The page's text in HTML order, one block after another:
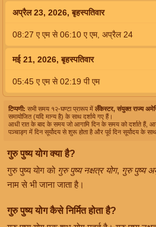
अप्रैल 23, 2026, बृहस्पतिवार
08:27 ए एम से06:10 ए एम, अप्रैल 24
मई 21, 2026, बृहस्पतिवार
05:45 ए एम से02:19 पी एम
टिप्पणी: सभी समय १२-घण्टा प्रारूप में लँकेस्टर, संयुक्त राज्य
समायोजित (यदि मान्य है) के साथ दर्शाये गए हैं।
आधी रात के बाद के समय जो आगामि दिन के समय को दर्शाते हैं,
पञ्चाङ्ग में दिन सूर्योदय से शुरू होता है और पूर्व दिन सूर्योदय के साथ
गुरु पुष्य योग क्या है?
गुरु पुष्य योग को गुरु पुष्य नक्षत्र योग, गुरु पुष्य
नाम से भी जाना जाता है।
गुरु पुष्य योग कैसे निर्मित होता है?